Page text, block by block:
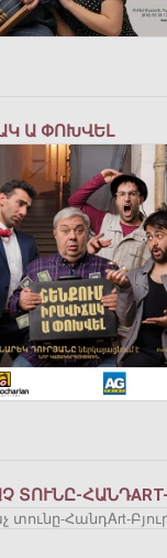
Ա ՓՈԽՎԵԼ
ՏՈՒՆԸ-